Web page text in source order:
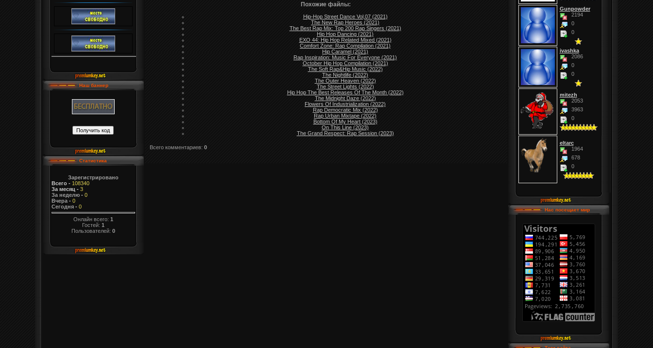
Наш баннер
Статистика
Зарегистрировано
Всего- 108340
За месяц - 3
За неделю- 0
Вчера- 0
Сегодня- 0
Онлайн всего: 1
Гостей: 1
Пользователей: 0
Похожие файлы:
Hip-Hop Street Dance Vol,07 (2021)
The New Rap Heroes (2021)
The Best Rap Mix: Top 200 Rap Singers (2021)
Hip Hop Dancing (2021)
EXO 44: Hip Hop Related Mixed (2021)
Comfort Zone: Rap Compilation (2021)
Hip Caramel (2021)
Rap Inspiration: Music For Everyone (2021)
October Hip Hop Compilation (2021)
The Soft Rap&Hip Music (2022)
The Nightlife (2022)
The Outer Heaven (2022)
The Street Lights (2022)
Hip Hop The Best Releases Of The Month (2022)
The Midnight Daze (2022)
Flowers Of Industrialization (2022)
Rap Democratic Mix (2022)
Rap Urban Mixtape (2022)
Bottom Of My Heart (2023)
On This Line (2023)
The Grand Respect: Rap Session (2023)
Всего комментариев: 0
Gunpowder
2194
0
0
ivashka
2086
0
0
mitezh
2053
3963
0
eltarc
1964
678
0
Нас посещает мир